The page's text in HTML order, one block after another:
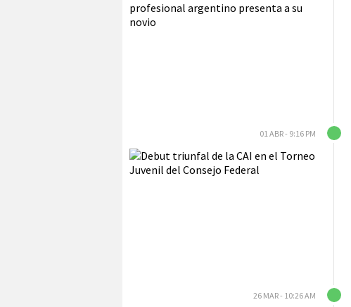
01 ABR - 9:16 PM
26 MAR - 10:26 AM